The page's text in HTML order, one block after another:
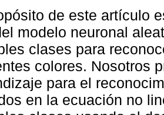
de este artículo
modelo neuronal
clases para
colores. Nosotros
para el
en la ecuación no